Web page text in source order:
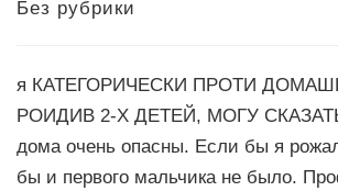
Без рубрики
я КАТЕГОРИЧЕСКИ ПРОТИ
РОИДИВ 2-Х ДЕТЕЙ, МОГУ
дома очень опасны. Если бы я
бы и первого мальчика не было.